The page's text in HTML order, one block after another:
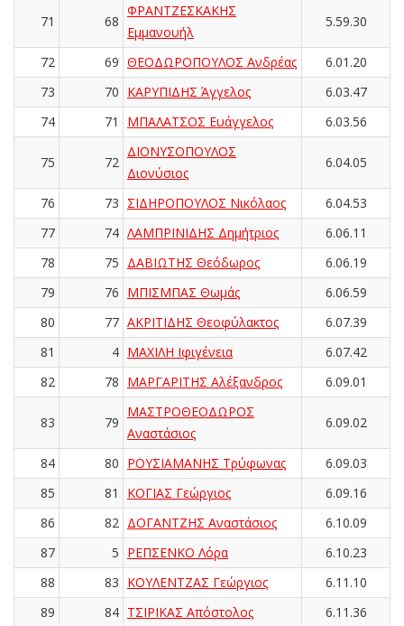
71 68
ΦΡΑΝΤΖΕΣΚΑΚΗΣ
Εμμανουήλ
5.59.30
72 69 ΘΕΟΔΩΡΟΠΟΥΛΟΣ Ανδρέας
6.01.20
73
70 ΚΑΡΥΠΙΔΗΣ Άγγελος
6.03.47
74
71 ΜΠΑΛΑΤΣΟΣ Ευάγγελος 6.03.56
75 72
ΔΙΟΝΥΣΟΠΟΥΛΟΣ
Διονύσιος
6.04.05
76 73 ΣΙΔΗΡΟΠΟΥΛΟΣ Νικόλαος
6.04.53
77
74 ΛΑΜΠΡΙΝΙΔΗΣ Δημήτριος
6.06.11
78
75 ΔΑΒΙΩΤΗΣ Θεόδωρος
6.06.19
79
76 ΜΠΙΣΜΠΑΣ Θωμάς
6.06.59
80
77 ΑΚΡΙΤΙΔΗΣ Θεοφύλακτος
6.07.39
81
4 ΜΑΧΙΛΗ Ιφιγένεια
6.07.42
82
78 ΜΑΡΓΑΡΙΤΗΣ Αλέξανδρος 6.09.01
83 79
ΜΑΣΤΡΟΘΕΟΔΩΡΟΣ
Αναστάσιος
6.09.02
84 80 ΡΟΥΣΙΑΜΑΝΗΣ Τρύφωνας
6.09.03
85
81 ΚΟΓΙΑΣ Γεώργιος
6.09.16
86
82 ΔΟΓΑΝΤΖΗΣ Αναστάσιος
6.10.09
87
5 ΡΕΠΣΕΝΚΟ Λόρα
6.10.23
88
83 ΚΟΥΛΕΝΤΖΑΣ Γεώργιος
6.11.10
89
84 ΤΣΙΡΙΚΑΣ Απόστολος
6.11.36